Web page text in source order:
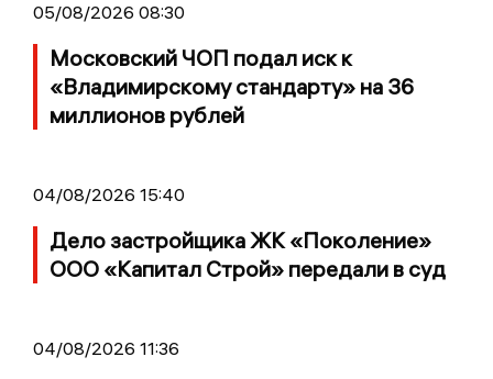
05/08/2026 08:30
Московский ЧОП подал иск к
«Владимирскому стандарту» на 36
миллионов рублей
04/08/2026 15:40
Дело застройщика ЖК «Поколение»
ООО «Капитал Строй» передали в суд
04/08/2026 11:36